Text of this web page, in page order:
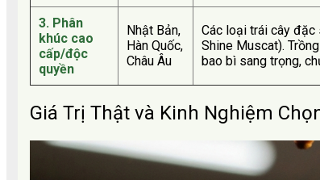
3. Phân
khúc cao
cấp/độc
quyền
Nhật Bản,
Hàn Quốc,
Châu Âu
Các loại trái cây đặc
Shine Muscat).
bao bì sang trọng,
Giá Trị Thật và Kinh Nghiệm